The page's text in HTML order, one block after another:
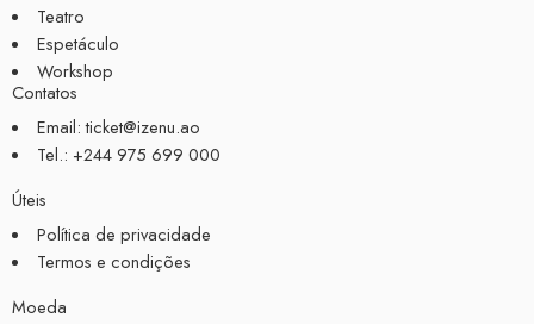
Teatro
Espetáculo
Workshop
Contatos
Email: ticket@izenu.ao
Tel.: +244 975 699 000
Úteis
Política de privacidade
Termos e condições
Moeda